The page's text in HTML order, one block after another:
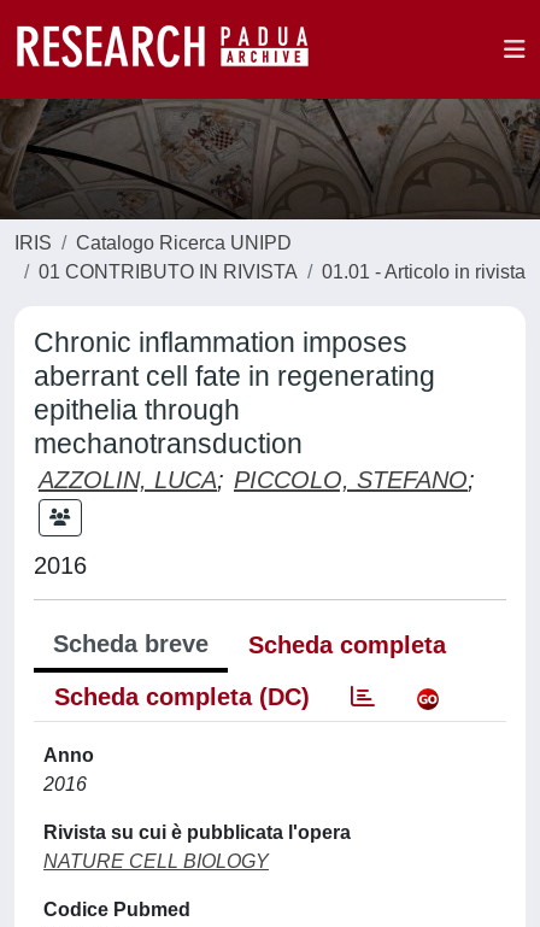
IRIS
Catalogo Ricerca UNIPD
01 CONTRIBUTO IN RIVISTA
01.01 - Articolo in rivista
Chronic inflammation imposes
aberrant cell fate in regenerating
epithelia through
mechanotransduction
AZZOLIN, LUCA; PICCOLO, STEFANO;
2016
Scheda breve
Scheda completa
Scheda completa (DC)
Anno
2016
Rivista su cui è pubblicata l'opera
NATURE CELL BIOLOGY
Codice Pubmed